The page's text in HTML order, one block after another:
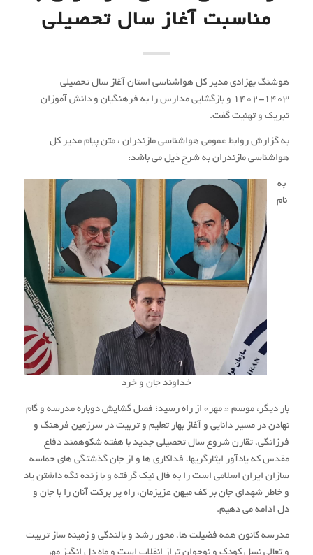
خداوند جان و خرد
فرزانگی، تقارن شروع سال تحصیلی جدید با هفته شکوهمند دفاع
مقدس که یادآور ایثارگریها، فداکاری ها و از جان گذشتگی های حماسه
سازان ایران اسلامی است را به فال نیک گرفته و با زنده نگه داشتن یاد
دل ادامه می دهیم.
و تعالی نسل کودک و نوجوان تراز انقلاب است و ماه دل انگیز مهر
یادآور خاطرات خوش، همدلی ها، دوستی ها و سختکوشی معلمان و
دانش آموزان در مسیر تعلیم و تربیت است و این مهم ، به ویژه در
سالی که شعار محوری آن «برای ایران، برای مدرسه» است، بیش از هر
زمانی اهمیت می یابد .
اینجانب طلیعه بهار تعلیم و تربیت و آغاز سال تحصیلی جدیدرا به معلمان
پر تلاش، دانش آموزان عزیز و اولیای گرامی، تبریک و تهنیت عرض می
نمایم و از خداوند روزهای سرشار از دانایی، لبریز از شکوفایی و آکنده
از توانایی یکایک فرزندان میهن اسلامی مسالت دارم.
هوشنگ بهزادی
مدیر کل هواشناسی استان مازندران
01 مهر 1403 توسطایمان نبی پور
UNCATEGORIZED
,اخبار
برگزاری مراسم جشن میلاد
پیامبر اکرم(ص) و امام جعفر